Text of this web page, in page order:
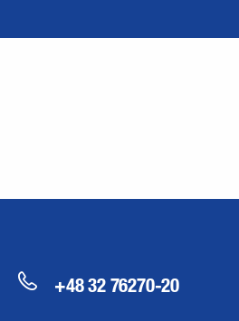
+48 32 76270-20